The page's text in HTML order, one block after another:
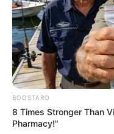
BOOSTARO
8 Times Stronger Than
Pharmacy!"